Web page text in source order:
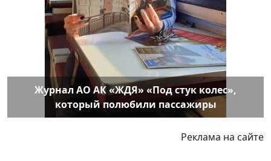
Журнал АО АК «ЖДЯ» «Под стук колес»,
который полюбили пассажиры
Реклама на сайте